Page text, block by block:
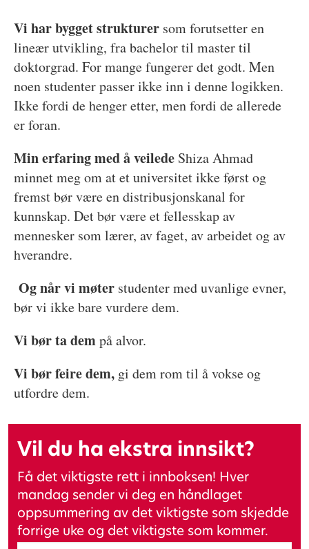
Vi har bygget strukturersom forutsetter en
lineær utvikling, fra bachelor til master til
doktorgrad. For mange fungerer det godt. Men
noen studenter passer ikke inn i denne logikken.
Ikke fordi de henger etter, men fordi de allerede
er foran.
Min erfaring med å veilede Shiza Ahmad
minnet meg om at et universitet ikke først og
fremst bør være en distribusjonskanal for
kunnskap. Det bør være et fellesskap av
mennesker som lærer, av faget, av arbeidet og av
hverandre.
Og når vi møter studenter med uvanlige evner,
bør vi ikke bare vurdere dem.
Vi bør ta dempå alvor.
Vi bør feire dem, gi dem rom til å vokse og
utfordre dem.
Vil du ha ekstra innsikt?
Få det viktigste rett i innboksen! Hver
mandag sender vi deg en håndlaget
oppsummering av det viktigste som skjedde
forrige uke og det viktigste som kommer.